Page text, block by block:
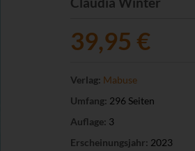
39,95 €
Verlag: Mabuse
Umfang: 296 Seiten
Auflage: 3
Erscheinungsjahr: 2023